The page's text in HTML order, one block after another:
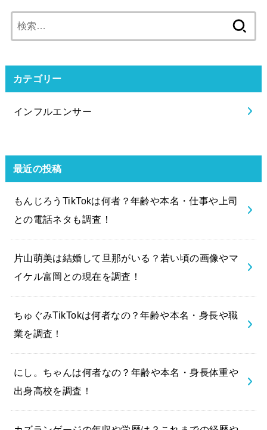
索:
カテゴリー
インフルエンサー
最近の投稿
もんじろうTikTokは何者？年齢や本名・仕事や上司
との電話ネタも調査！
片山萌美は結婚して旦那がいる？若い頃の画像やマ
イケル富岡との現在を調査！
ちゅぐみTikTokは何者なの？年齢や本名・身長や職
業を調査！
にし。ちゃんは何者なの？年齢や本名・身長体重や
出身高校を調査！